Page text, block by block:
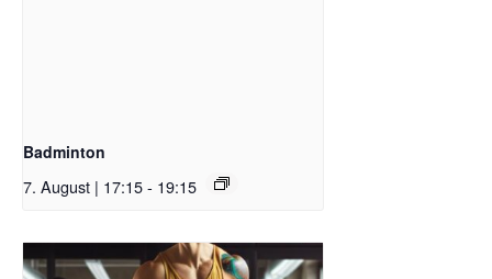
Badminton
7. August | 17:15- 19:15